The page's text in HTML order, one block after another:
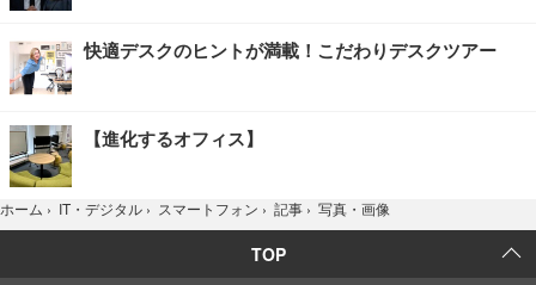
快適デスクのヒントが満載！こだわりデスクツアー
【進化するオフィス】
ホーム › IT・デジタル › スマートフォン › 記事 › 写真・画像
TOP